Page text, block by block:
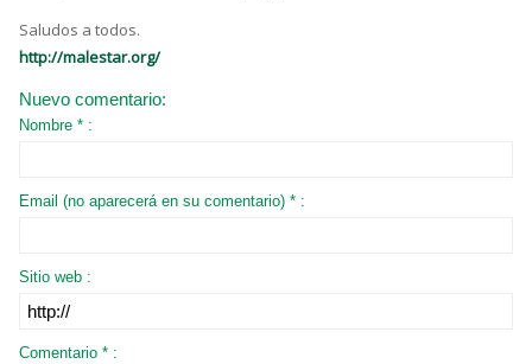
Saludos a todos.
http://malestar.org/
Nuevo comentario:
Nombre * :
Email (no aparecerá en su comentario) * :
Sitio web :
Comentario * :